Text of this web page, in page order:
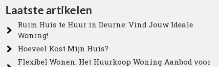
Laatste artikelen
Ruim Huis te Huur in Deurne: Vind Jouw Ideale
Woning!
Hoeveel Kost Mijn Huis?
Flexibel Wonen: Het Huurkoop Woning Aanbod voor